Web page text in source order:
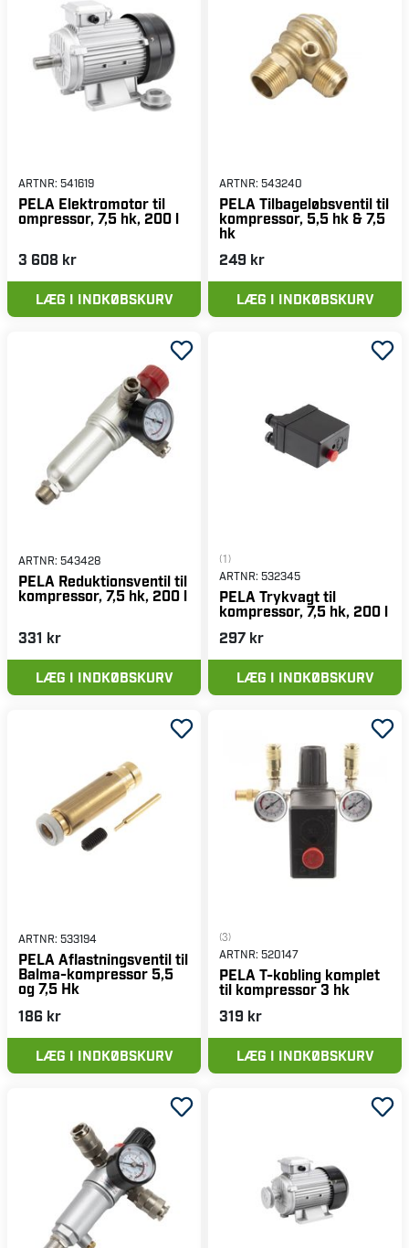
ARTNR: 541619
PELA Elektromotor til
ompressor, 7,5 hk, 200 l
3 608 kr
LÆG I INDKØBSKURV
ARTNR: 543240
PELA Tilbageløbsventil til
kompressor, 5,5 hk & 7,5
hk
249 kr
LÆG I INDKØBSKURV
ARTNR: 543428
PELA Reduktionsventil til
kompressor, 7,5 hk, 200 l
331 kr
LÆG I INDKØBSKURV
(1)
ARTNR: 532345
PELA Trykvagt til
kompressor, 7,5 hk, 200 l
297 kr
LÆG I INDKØBSKURV
ARTNR: 533194
PELA Aflastningsventil til
Balma-kompressor 5,5
og 7,5 Hk
186 kr
LÆG I INDKØBSKURV
(3)
ARTNR: 520147
PELA T-kobling komplet
til kompressor 3 hk
319 kr
LÆG I INDKØBSKURV